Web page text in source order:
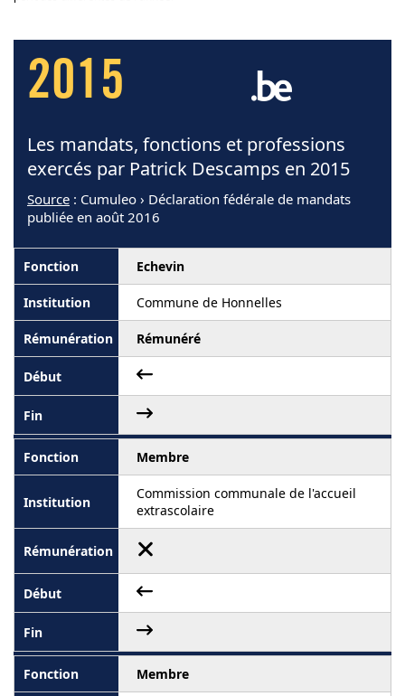
2015
Les mandats, fonctions et professions
exercés par Patrick Descamps en 2015
Source : Cumuleo › Déclaration fédérale de mandats
publiée en août 2016
Echevin
Commune de Honnelles
Rémunéré
Membre
Commission communale de l'accueil
extrascolaire
Membre